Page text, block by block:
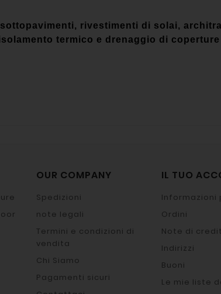
sottopavimenti, rivestimenti di solai,
termico e drenaggio di
OUR COMPANY
Spedizioni
note legali
Termini e condizioni di
vendita
Chi Siamo
Pagamenti sicuri
IL TUO
Informazioni
Ordini
Note di
Indirizzi
Buoni
Le mie liste